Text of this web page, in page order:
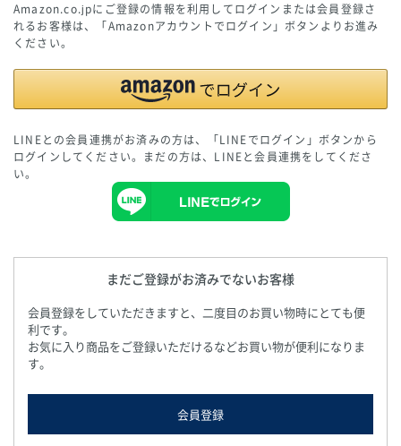
Amazon.co.jpにご登録の情報を利用してログインまたは会員登録さ
れるお客様は、「Amazonアカウントでログイン」ボタンよりお進み
ください。
LINEとの会員連携がお済みの方は、「LINEでログイン」ボタンから
ログインしてください。まだの方は、 LINEと会員連携をしてくださ
い。
まだご登録がお済みでないお客様
会員登録をしていただきますと、二度目のお買い物時にとても便
利です。
お気に入り商品をご登録いただけるなどお買い物が便利になりま
す。
会員登録